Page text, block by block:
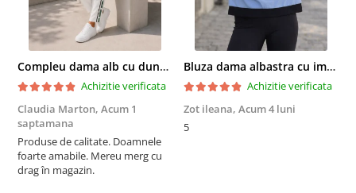
Compleu dama alb cu dungi laterale in nuante de verde si negru
Achizitie verificata
Claudia Marton, Acum 1
saptamana
Produse de calitate. Doamnele
foarte amabile. Mereu merg cu
drag în magazin.
Bluza dama albastra cu imprimeu trandafiri si snur la gat
Achizitie verificata
Zot ileana, Acum 4 luni
5